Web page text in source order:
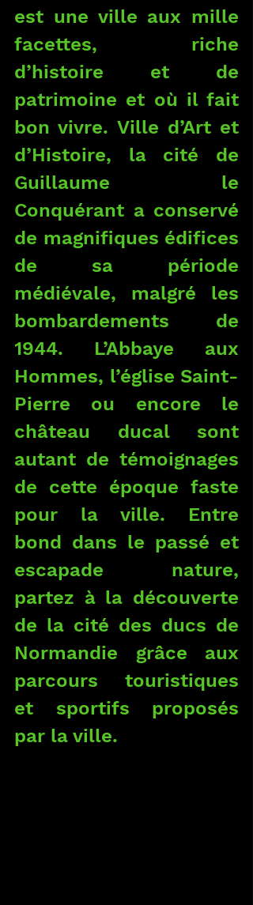
est une ville aux mille
facettes, riche
d’histoire et de
patrimoine et où il fait
bon vivre. Ville d’Art et
d’Histoire, la cité de
Guillaume le
Conquérant a conservé
de magnifiques édifices
de sa période
médiévale, malgré les
bombardements de
1944. L’Abbaye aux
Hommes, l’église Saint-
Pierre ou encore le
château ducal sont
autant de témoignages
de cette époque faste
pour la ville. Entre
bond dans le passé et
escapade nature,
partez à la découverte
de la cité des ducs de
Normandie grâce aux
parcours touristiques
et sportifs proposés
par la ville.